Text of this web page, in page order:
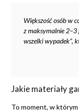
Większość osób w
z maksymalnie 2–3
wszelki wypadek”,
Jakie materiały
To moment, w którym